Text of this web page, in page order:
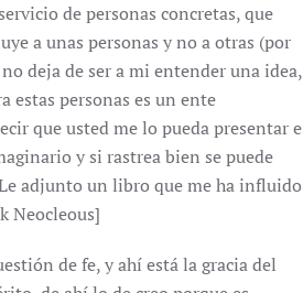
de personas concretas, que
a unas personas y no a otras (por
deja de ser a mi entender una idea,
estas personas es un ente
que usted me lo pueda presentar e
y si rastrea bien se puede
adjunto un libro que me ha influido
Neocleous]
de fe, y ahí está la gracia del